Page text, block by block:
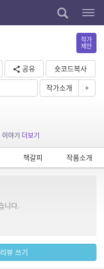
작가
제안
공유
숏코드복사
작가소개 +
야기 더보기
책갈피 작품소개
니다.
뷰 쓰기